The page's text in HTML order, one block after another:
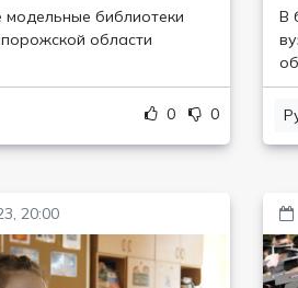
библиотеки
области
0 0
В
20:00